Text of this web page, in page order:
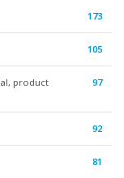
173
105
product
97
92
81